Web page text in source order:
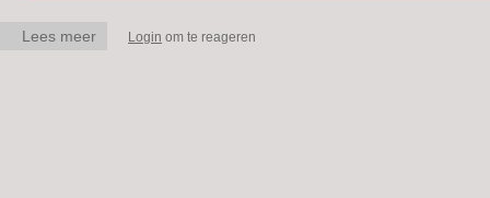
Lees meer over New Year 2023
Login om te reageren